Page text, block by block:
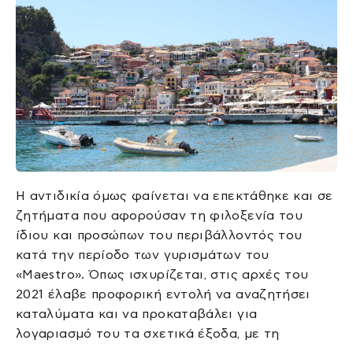
Η αντιδικία όμως φαίνεται να επεκτάθηκε και σε
ζητήματα που αφορούσαν τη φιλοξενία του
ίδιου και προσώπων του περιβάλλοντός του
κατά την περίοδο των γυρισμάτων του
«Maestro». Όπως ισχυρίζεται, στις αρχές του
2021 έλαβε προφορική εντολή να αναζητήσει
καταλύματα και να προκαταβάλει για
λογαριασμό του τα σχετικά έξοδα, με τη